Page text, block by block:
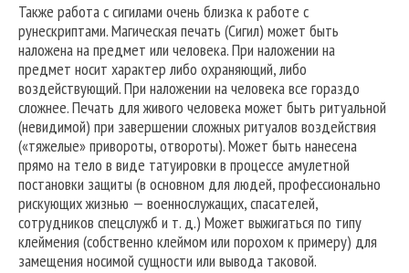
Также работа с сигилами очень близка к работе с
рунескриптами. Магическая печать (Сигил) может быть
наложена на предмет или человека. При наложении на
предмет носит характер либо охраняющий, либо
воздействующий. При наложении на человека все гораздо
сложнее. Печать для живого человека может быть ритуальной
(невидимой) при завершении сложных ритуалов воздействия
(«тяжелые» привороты, отвороты). Может быть нанесена
прямо на тело в виде татуировки в процессе амулетной
постановки защиты (в основном для людей, профессионально
рискующих жизнью — военнослужащих, спасателей,
сотрудников спецслужб и т. д.) Может выжигаться по типу
клеймения (собственно клеймом или порохом к примеру) для
замещения носимой сущности или вывода таковой.